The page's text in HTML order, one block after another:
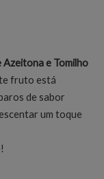
Azeitona e Tomilho
fruto está
de sabor
um toque